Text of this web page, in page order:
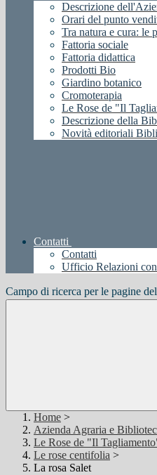
Descrizione
Orari del punto
Tra natura e cura: le
Fattoria sociale
Fattoria didattica
Prodotti Bio
Giardino botanico
Cromoterapia
Le Rose de "Il
Descrizione della
Novità editoriali
Contatti
Contatti
Ufficio Relazioni
Campo di ricerca per le pagine
Home >
Azienda Agraria e
Le Rose de "Il
Le rose centifolia >
La rosa Salet